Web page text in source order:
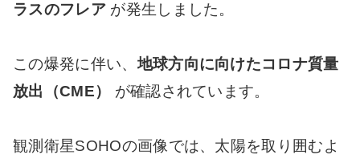
ラスのフレアが発生しました。
この爆発に伴い、地球方向に向けたコロナ質量
放出（CME）
が確認されています。
観測衛星SOHOの画像では、太陽を取り囲むよ